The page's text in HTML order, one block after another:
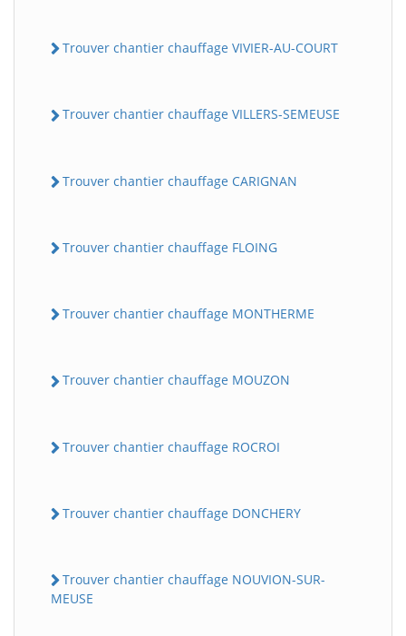
Trouver chantier chauffage VIVIER-AU-COURT
Trouver chantier chauffage VILLERS-SEMEUSE
Trouver chantier chauffage CARIGNAN
Trouver chantier chauffage FLOING
Trouver chantier chauffage MONTHERME
Trouver chantier chauffage MOUZON
Trouver chantier chauffage ROCROI
Trouver chantier chauffage DONCHERY
Trouver chantier chauffage NOUVION-SUR-
MEUSE